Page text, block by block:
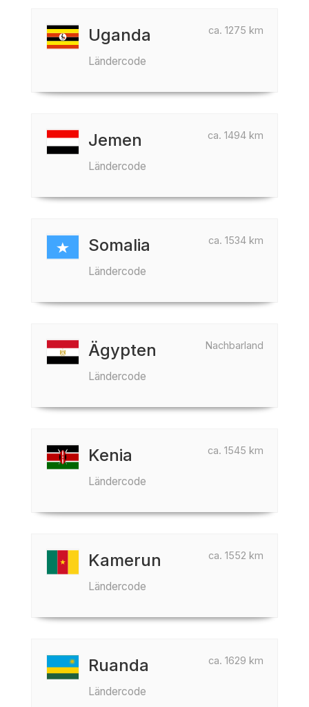
ca. 1275 km
Uganda
Ländercode
ca. 1494 km
Jemen
Ländercode
ca. 1534 km
Somalia
Ländercode
Nachbarland
Ägypten
Ländercode
ca. 1545 km
Kenia
Ländercode
ca. 1552 km
Kamerun
Ländercode
ca. 1629 km
Ruanda
Ländercode